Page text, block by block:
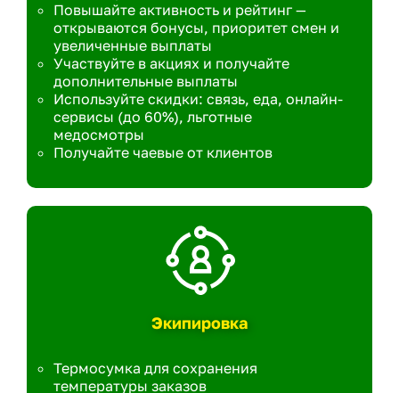
Повышайте активность и рейтинг —
открываются бонусы, приоритет смен и
увеличенные выплаты
Участвуйте в акциях и получайте
дополнительные выплаты
Используйте скидки: связь, еда, онлайн-
сервисы (до 60%), льготные
медосмотры
Получайте чаевые от клиентов
Экипировка
Термосумка для сохранения
температуры заказов